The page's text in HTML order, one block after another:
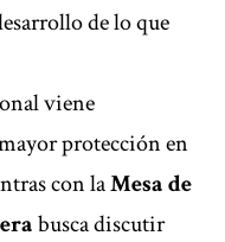
de lo que
viene
protección en
con laMesa de
busca discutir